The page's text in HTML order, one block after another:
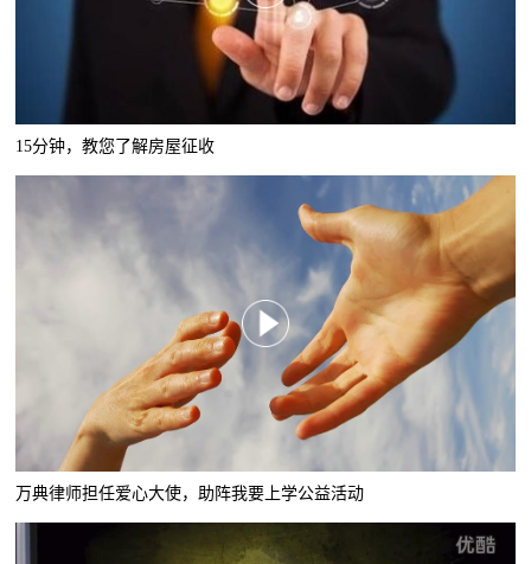
15分钟，教您了解房屋征收
万典律师担任爱心大使，助阵我要上学公益活动